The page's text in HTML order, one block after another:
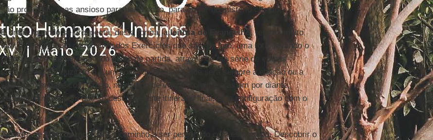
são propostas, mas ansioso para dar o salto, para entrar no mistério cristão.
E então, quando se prospecta, desta forma, aleitura do Evangelho, retorna muito
fácil a comparação com o livro dos Exercícios que são, de fato, uma rota, levando o
praticante de um determinado ponto de partida, através de um série de etapas
sucessivas, conduzindo-o a um ponto de chegada, que será sempre a eleição ou a
sua conformidade com Cristo, no estado de vida escolhido, e assim por diante,
segundo o modo com que se descreve este itinerário final, esta configuração com o
mistério.
A leitura deMarcosmostrava o caminho a ser percorrido com este grupo. Descobrir o